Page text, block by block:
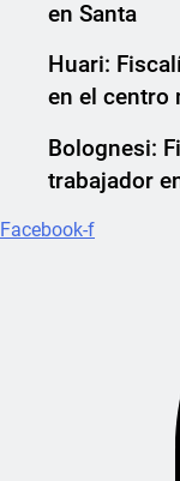
en Santa
Huari:
en el centro
Bolognesi:
trabajador
Facebook-f